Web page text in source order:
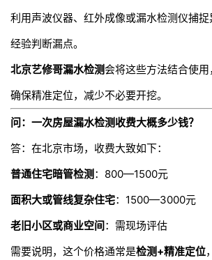
利用声波仪器、红外成像或漏水检测仪捕
经验判断漏点。
北京艺修哥漏水检测会将这些方法结合使用
确保精准定位，减少不必要开挖。
问：一次房屋漏水检测收费大概多少钱？
答：在北京市场，收费大致如下：
普通住宅暗管检测 ：800—1500元
面积大或管线复杂住宅：1500—3000元
老旧小区或商业空间：需现场评估
需要说明，这个价格通常是检测+精准定位